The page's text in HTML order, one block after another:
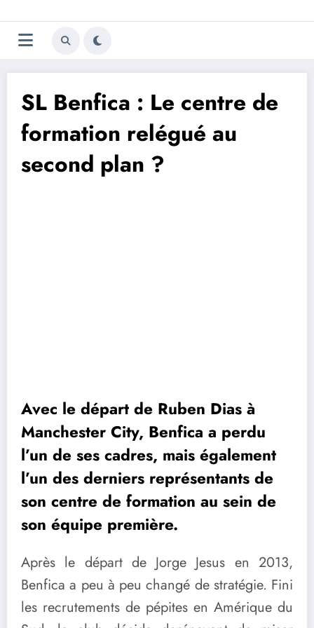
au
contenu
Trivela
L'actualité du football
SL Benfica : Le centre de
formation relégué au
second plan ?
Avec le départ de Ruben Dias à
Manchester City, Benfica a perdu
l’un de ses cadres, mais également
l’un des derniers représentants de
son centre de formation au sein de
son équipe première.
Après le départ de Jorge Jesus en 2013,
Benfica a peu à peu changé de stratégie. Fini
les recrutements de pépites en Amérique du